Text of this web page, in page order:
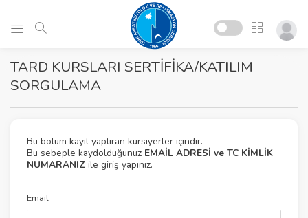
TARD KURSLARI SERTİFİKA/KATILIM
SORGULAMA
Bu bölüm kayıt yaptıran kursiyerler içindir.
Bu sebeple kaydolduğunuz EMAİL ADRESİ ve TC KİMLİK
NUMARANIZ ile giriş yapınız.
Email